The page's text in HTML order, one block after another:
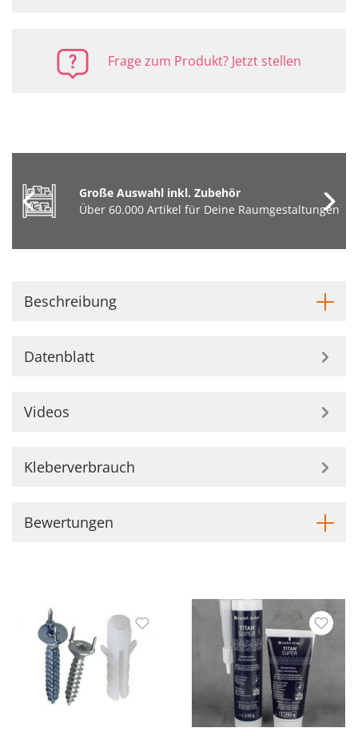
Frage zum Produkt? Jetzt stellen
Große Auswahl inkl. Zubehör
Über 60.000 Artikel für Deine Raumgestaltungen
Beschreibung
Datenblatt
Videos
Kleberverbrauch
Bewertungen